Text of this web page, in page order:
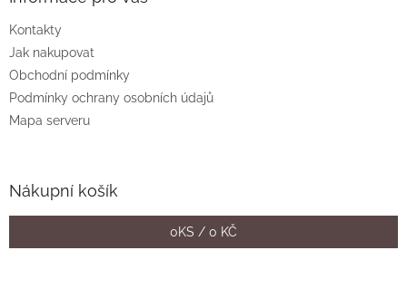
Kontakty
Jak nakupovat
Obchodní podmínky
Podmínky ochrany osobních údajů
Mapa serveru
Nákupní košík
0KS / 0 KČ